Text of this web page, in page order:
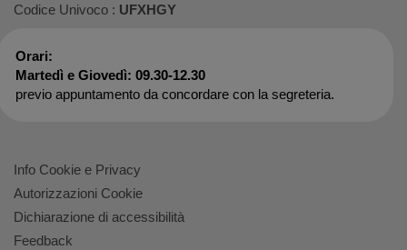
Codice Univoco : UFXHGY
Orari:
Martedì e Giovedì: 09.30-12.30
previo appuntamento da concordare con la segreteria.
Info Cookie e Privacy
Autorizzazioni Cookie
Dichiarazione di accessibilità
Feedback